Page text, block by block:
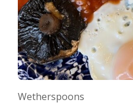
Wetherspoons